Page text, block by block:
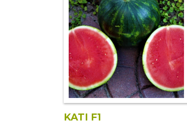
KATI F1